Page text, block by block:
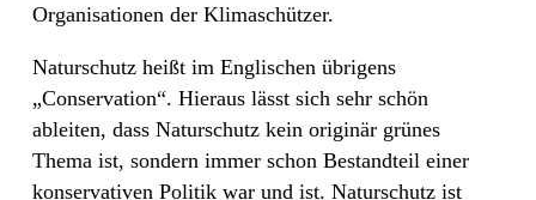
Organisationen der Klimaschützer.
Naturschutz heißt im Englischen übrigens
„Conservation“. Hieraus lässt sich sehr schön
ableiten, dass Naturschutz kein originär grünes
Thema ist, sondern immer schon Bestandteil einer
konservativen Politik war und ist. Naturschutz ist